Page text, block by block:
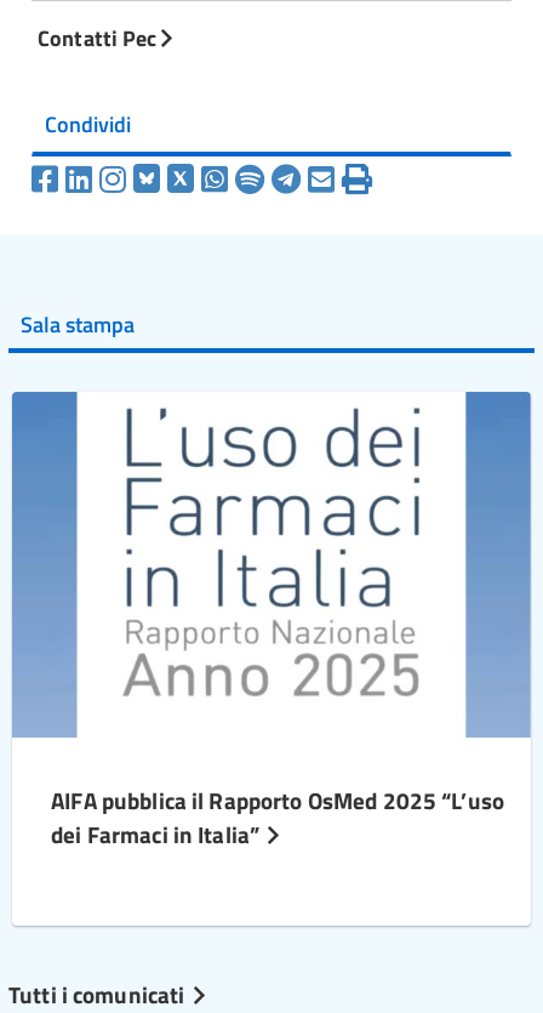
Contatti Pec
Condividi
Sala stampa
AIFA pubblica il Rapporto OsMed 2025 “L’uso
dei Farmaci in Italia”
Tutti i comunicati